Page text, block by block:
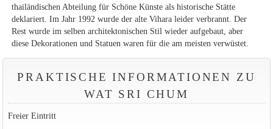
thailändischen Abteilung für Schöne Künste als historische Stätte
deklariert. Im Jahr 1992 wurde der alte Vihara leider verbrannt. Der
Rest wurde im selben architektonischen Stil wieder aufgebaut, aber
diese Dekorationen und Statuen waren für die am meisten verwüstet.
PRAKTISCHE INFORMATIONEN ZU
WAT SRI CHUM
Freier Eintritt